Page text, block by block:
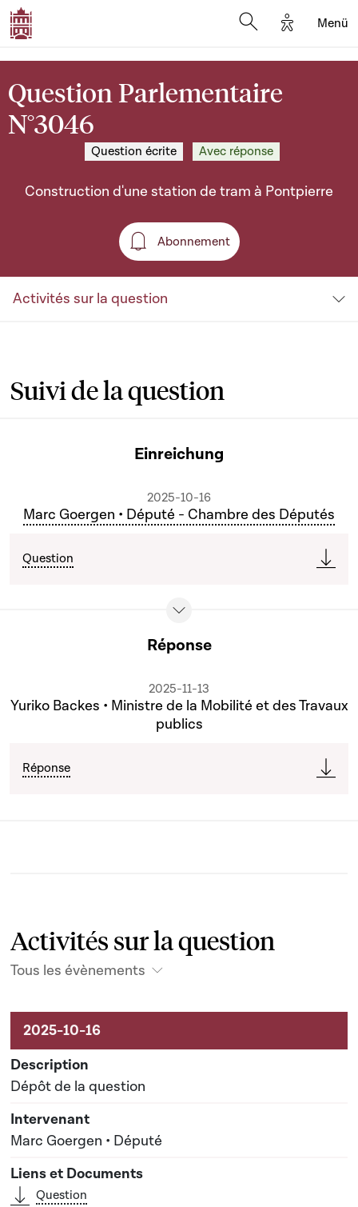
Options
Menü
Question Parlementaire
N°3046
Question écrite Avec réponse
Construction d'une station de tram à Pontpierre
Abonnement
Abonnement
Activités sur la question
Suivi de la question
Einreichung
2025-10-16
Marc Goergen • Député - Chambre des Députés
Question
Réponse
2025-11-13
Yuriko Backes • Ministre de la Mobilité et des Travaux
publics
Réponse
Activités sur la question
Tous les évènements
Activités sur le dossier
Dépôt de la question
Marc Goergen • Député
Question